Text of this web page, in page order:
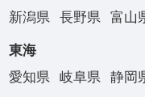
新潟県
長野県 富山
東海
愛知県
岐阜県 静岡